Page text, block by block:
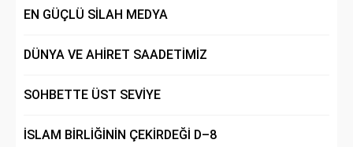
EN GÜÇLÜ SİLAH MEDYA
DÜNYA VE AHİRET SAADETİMİZ
SOHBETTE ÜST SEVİYE
İSLAM BİRLİĞİNİN ÇEKİRDEĞİ D–8